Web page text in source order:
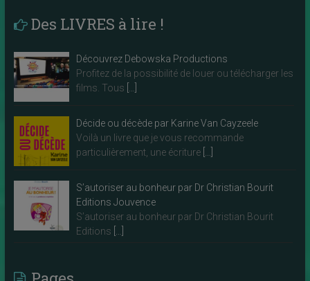
Des LIVRES à lire !
Découvrez Debowska Productions
Profitez de la possibilité de louer ou télécharger les
films. Tous
Décide ou décède par Karine Van Cayzeele
Voilà un livre que je vous recommande
particulièrement, une écriture
S’autoriser au bonheur par Dr Christian Bourit
Editions Jouvence
S’autoriser au bonheur par Dr Christian Bourit
Editions